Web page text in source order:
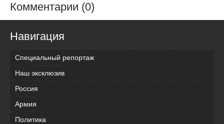
Комментарии (0)
Навигация
Специальный репортаж
Наш эксклюзив
Россия
Армия
Политика